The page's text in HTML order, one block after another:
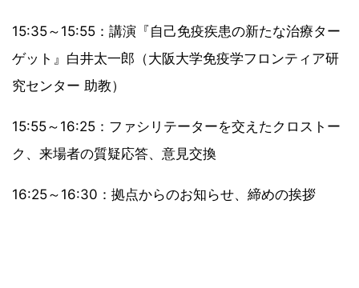
15:35～15:55：講演『自己免疫疾患の新たな治療ター
ゲット』白井太一郎（大阪大学免疫学フロンティア研
究センター 助教）
15:55～16:25：ファシリテーターを交えたクロストー
ク、来場者の質疑応答、意見交換
16:25～16:30：拠点からのお知らせ、締めの挨拶